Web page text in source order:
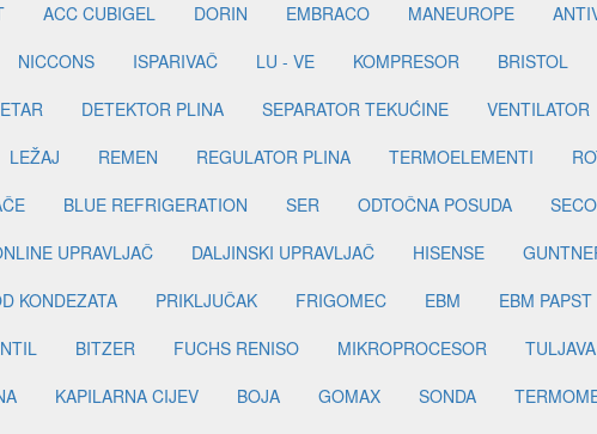
ACC CUBIGEL DORIN EMBRACO MANEUROPE
NICCONS ISPARIVAČ LU - VE KOMPRESOR BRISTOL
DETEKTOR PLINA SEPARATOR TEKUĆINE VENTILATOR
LEŽAJ REMEN REGULATOR PLINA TERMOELEMENTI
BLUE REFRIGERATION SER ODTOČNA POSUDA
UPRAVLJAČ DALJINSKI UPRAVLJAČ HISENSE
KONDEZATA PRIKLJUČAK FRIGOMEC EBM EBM PAPST
BITZER FUCHS RENISO MIKROPROCESOR TULJAVA
KAPILARNA CIJEV BOJA GOMAX SONDA